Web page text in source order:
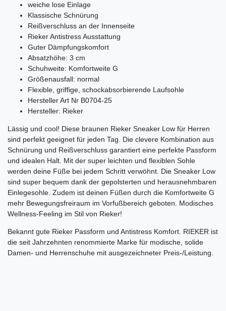
weiche lose Einlage
Klassische Schnürung
Reißverschluss an der Innenseite
Rieker Antistress Ausstattung
Guter Dämpfungskomfort
Absatzhöhe: 3 cm
Schuhweite: Komfortweite G
Größenausfall: normal
Flexible, griffige, schockabsorbierende Laufsohle
Hersteller Art Nr B0704-25
Hersteller: Rieker
Lässig und cool! Diese braunen Rieker Sneaker Low für Herren
sind perfekt geeignet für jeden Tag. Die clevere Kombination aus
Schnürung und Reißverschluss garantiert eine perfekte Passform
und idealen Halt. Mit der super leichten und flexiblen Sohle
werden deine Füße bei jedem Schritt verwöhnt. Die Sneaker Low
sind super bequem dank der gepolsterten und herausnehmbaren
Einlegesohle. Zudem ist deinen Füßen durch die Komfortweite G
mehr Bewegungsfreiraum im Vorfußbereich geboten. Modisches
Wellness-Feeling im Stil von Rieker!
Bekannt gute Rieker Passform und Antistress Komfort. RIEKER ist
die seit Jahrzehnten renommierte Marke für modische, solide
Damen- und Herrenschuhe mit ausgezeichneter Preis-/Leistung.